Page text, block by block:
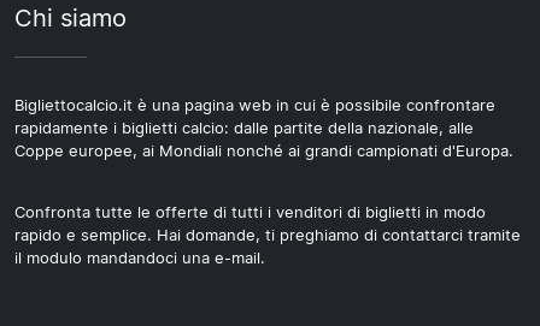
Chi siamo
Bigliettocalcio.it è una pagina web in cui è possibile confrontare
rapidamente i biglietti calcio: dalle partite della nazionale, alle
Coppe europee, ai Mondiali nonché ai grandi campionati d'Europa.
Confronta tutte le offerte di tutti i venditori di biglietti in modo
rapido e semplice. Hai domande, ti preghiamo di contattarci tramite
il modulo mandandoci una e-mail.